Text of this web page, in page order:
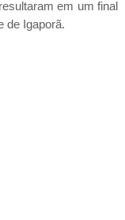
em um final
de Igaporã.